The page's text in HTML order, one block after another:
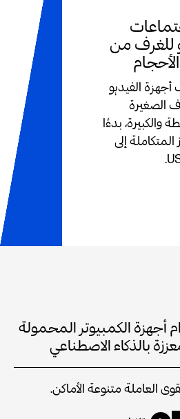
للغرف من
الفيديو
الصغيرة
والكبيرة، بدءًا
إلى
أجهزة الكمبيوتر المحمولة
بالذكاء الاصطناعي
العاملة متنوعة الأماكن.